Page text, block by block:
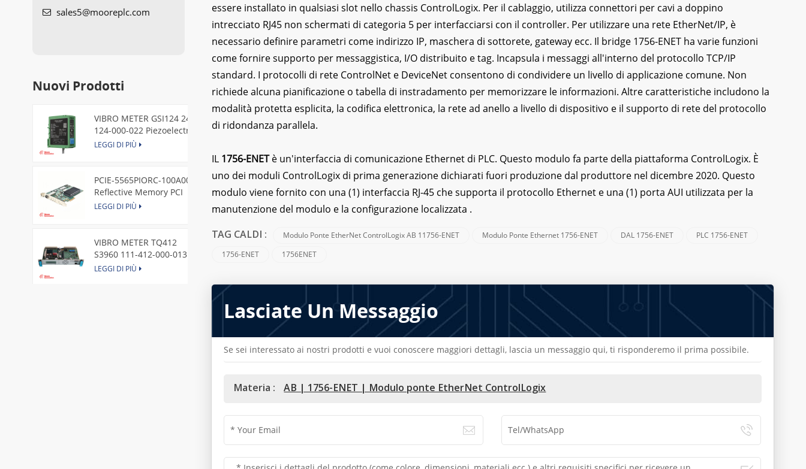
essere installato in qualsiasi slot nello chassis ControlLogix. Per il cablaggio, utilizza connettori per cavi a doppino
intrecciato RJ45 non schermati di categoria 5 per interfacciarsi con il controller. Per utilizzare una rete EtherNet/IP, è
necessario definire parametri come indirizzo IP, maschera di sottorete, gateway ecc. Il bridge 1756-ENET ha varie funzioni
come fornire supporto per messaggistica, I/O distribuito e tag. Incapsula i messaggi all'interno del protocollo TCP/IP
standard. I protocolli di rete ControlNet e DeviceNet consentono di condividere un livello di applicazione comune. Non
richiede alcuna pianificazione o tabella di instradamento per memorizzare le informazioni. Altre caratteristiche includono la
modalità protetta esplicita, la codifica elettronica, la rete ad anello a livello di dispositivo e il supporto di rete del protocollo
di ridondanza parallela.
IL 1756-ENETè un'interfaccia di comunicazione Ethernet di PLC. Questo modulo fa parte della piattaforma ControlLogix. È
uno dei moduli ControlLogix di prima generazione dichiarati fuori produzione dal produttore nel dicembre 2020. Questo
modulo viene fornito con una (1) interfaccia RJ-45 che supporta il protocollo Ethernet e una (1) porta AUI utilizzata per la
manutenzione del modulo e la configurazione localizzata .
TAG CALDI : Modulo Ponte EtherNet ControlLogix AB 11756-ENET Modulo Ponte Ethernet 1756-ENET DAL 1756-ENET
PLC 1756-ENET
1756-ENET
1756ENET
Lasciate Un Messaggio
Se sei interessato ai nostri prodotti e vuoi conoscere maggiori dettagli, lascia un messaggio qui, ti risponderemo il prima possibile.
Materia : AB | 1756-ENET | Modulo ponte EtherNet ControlLogix
sales5@mooreplc.com
Nuovi Prodotti
VIBRO METER GSI124 244-
124-000-022 Piezoelectric
Pressure Transducer
LEGGI DI PIÙ
PCIE-5565PIORC-100A00
Reflective Memory PCI
Express Node Card /GE
LEGGI DI PIÙ
VIBRO METER TQ412
S3960 111-412-000-013
Reverse Mount
LEGGI DI PIÙ